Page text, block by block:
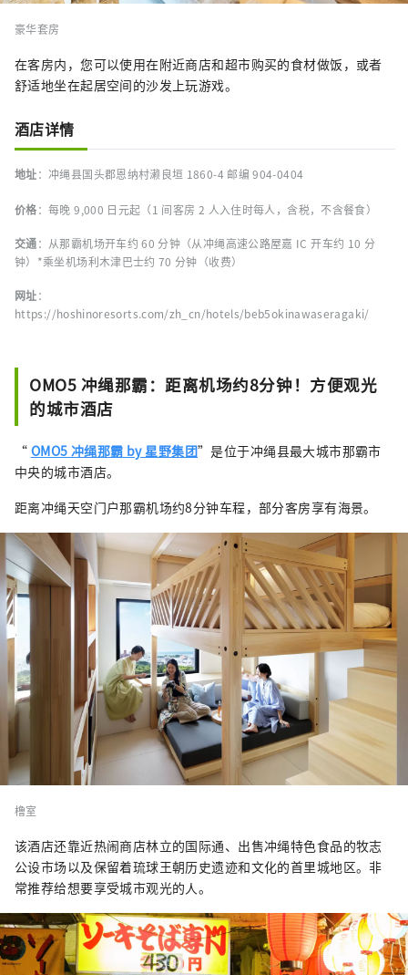
豪华套房
在客房内，您可以使用在附近商店和超市购买的食材做饭，或者
舒适地坐在起居空间的沙发上玩游戏。
酒店详情
地址：冲绳县国头郡恩纳村濑良垣 1860-4 邮编 904-0404
价格：每晚 9,000 日元起（1 间客房 2 人入住时每人，含税，不含餐食）
交通：从那霸机场开车约 60 分钟（从冲绳高速公路屋嘉 IC 开车约 10 分
钟）*乘坐机场利木津巴士约 70 分钟（收费）
网址：
https://hoshinoresorts.com/zh_cn/hotels/beb5okinawaseragaki/
OMO5 冲绳那霸：距离机场约8分钟！方便观光
的城市酒店
“ OMO5 冲绳那霸 by 星野集团”是位于冲绳县最大城市那霸市
中央的城市酒店。
距离冲绳天空门户那霸机场约8分钟车程，部分客房享有海景。
橹室
该酒店还靠近热闹商店林立的国际通、出售冲绳特色食品的牧志
公设市场以及保留着琉球王朝历史遗迹和文化的首里城地区。非
常推荐给想要享受城市观光的人。